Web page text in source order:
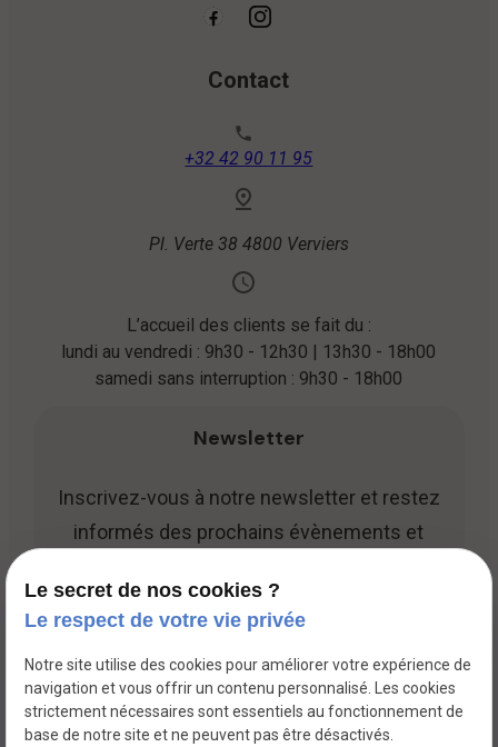
Contact
phone
+32 42 90 11 95
Pl. Verte 38 4800 Verviers
L’accueil des clients se fait du :
lundi au vendredi : 9h30 - 12h30 | 13h30 - 18h00
samedi sans interruption : 9h30 - 18h00
Newsletter
Inscrivez-vous à notre newsletter et restez
informés des prochains évènements et
TVA Intracommunautaire :
Le secret de nos cookies ?
Le respect de votre vie privée
Notre site utilise des cookies pour améliorer votre expérience de
navigation et vous offrir un contenu personnalisé. Les cookies
strictement nécessaires sont essentiels au fonctionnement de
base de notre site et ne peuvent pas être désactivés.